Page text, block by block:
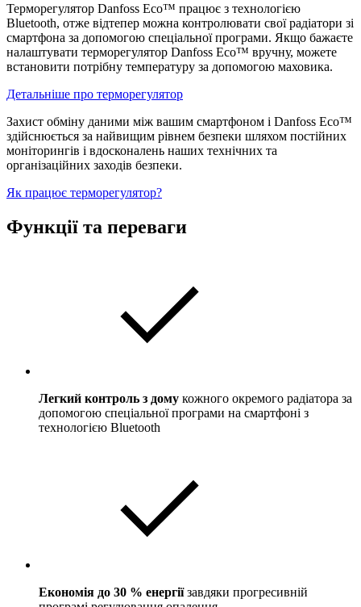
Терморегулятор Danfoss Eco™ працює з технологією
Bluetooth, отже відтепер можна контролювати свої радіатори зі
смартфона за допомогою спеціальної програми. Якщо бажаєте
налаштувати терморегулятор Danfoss Eco™ вручну, можете
встановити потрібну температуру за допомогою маховика.
Детальніше про терморегулятор
Захист обміну даними між вашим смартфоном і Danfoss Eco™
здійснюється за найвищим рівнем безпеки шляхом постійних
моніторингів і вдосконалень наших технічних та
організаційних заходів безпеки.
Як працює терморегулятор?
Функції та переваги
Легкий контроль з дому кожного окремого радіатора за
допомогою спеціальної програми на смартфоні з
технологією Bluetooth
Економія до 30 % енергіїзавдяки прогресивній